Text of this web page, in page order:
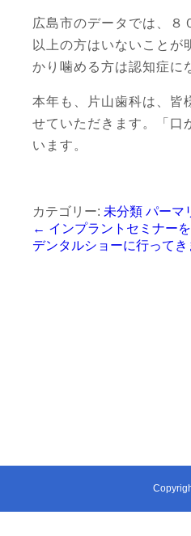
広島市のデータでは、８
以上の方はいないこと
かり噛める方は認知症に
本年も、片山歯科は、皆
せていただきます。「口
います。
カテゴリー: 未分類 パーマ
← インプラントセミナー
デンタルショーに行ってき